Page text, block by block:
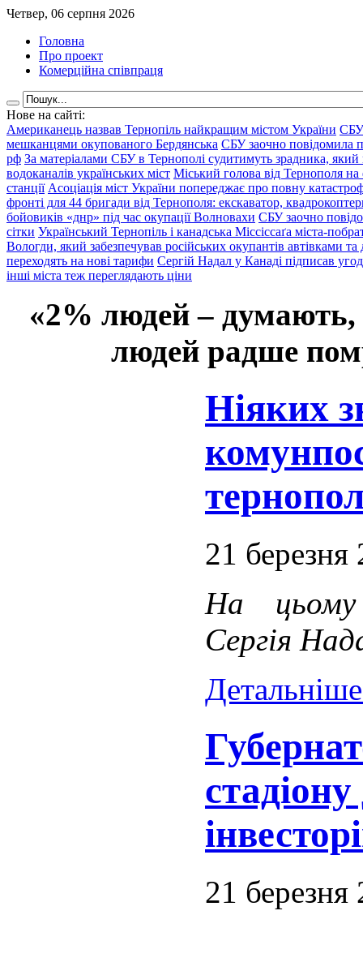
Четвер, 06 серпня 2026
Головна
Про проект
Комерційна співпраця
Нове на сайті:
Американець назвав Тернопіль найкращим містом України СБУ
мешканцями окупованого Бердянська СБУ заочно повідомила
рф За матеріалами СБУ в Тернополі судитимуть зрадника, який
водоканалів українських міст Міський голова від Тернополя
станції Асоціація міст України попереджає про повну
фронті для 44 бригади від Тернополя: екскаватор,
бойовиків «днр» під час окупації Волновахи СБУ заочно
сітки Український Тернопіль і канадська Міссіссаґа міста-
Вологди, який забезпечував російських окупантів автівками
переходять на нові тарифи Сергій Надал у Канаді підписав
інші міста теж переглядають ціни
«2% людей –
людей радше
Ніяких
21 березня
На цьому
Сергія
21 березня